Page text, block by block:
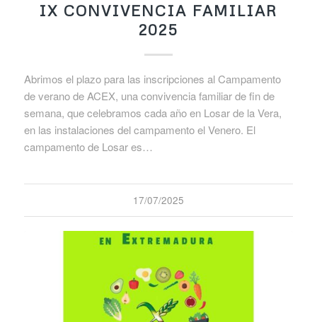
IX CONVIVENCIA FAMILIAR
2025
Abrimos el plazo para las inscripciones al Campamento
de verano de ACEX, una convivencia familiar de fin de
semana, que celebramos cada año en Losar de la Vera,
en las instalaciones del campamento el Venero. El
campamento de Losar es…
17/07/2025